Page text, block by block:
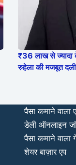
₹36 लाख से ज्यादा
रुहेला की मजबूत
पैसा कमाने वाला
डेली ऑनलाइन
पैसा कमाने वाला
शेयर बाज़ार एप